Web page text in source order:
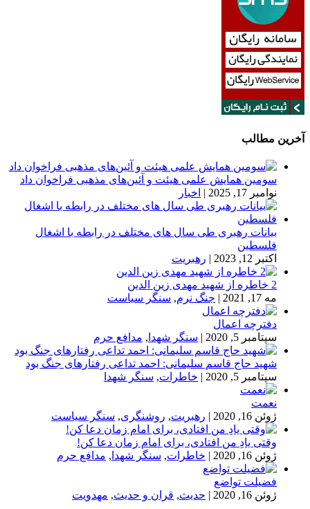
آخرین مطالب
سومین همایش علمی هیئت و آئین‌های مذهبی فراخوان داد
نوامبر 17, 2025
| اخبار
بیانات رهبری طی سال های مختلف در رابطه با اشغال
فلسطین
اکتبر 12, 2023
| رهبریت
2 خاطره از شهید مهدی زین الدین
مه 17, 2021
| جنگ نرم, سنگر سیاست
دفترچه اعمال
سپتامبر 5, 2020
| سنگر شهدا , مدافع حرم
شهید حاج قاسم سلیمانی: احمد تداعی رفتارهای جنگ بود
سپتامبر 5, 2020
| خاطرات, سنگر شهدا
نعمت
ژوئن 16, 2020
| رهبریت, روشنگری, سنگر سیاست
وقتی یادِ من افتادی، برای امام زمان دعا کن!
ژوئن 16, 2020
| خاطرات, سنگر شهدا , مدافع حرم
فضیلت تواضع
ژوئن 16, 2020
| حدیث, قران و حدیث, مهدویت